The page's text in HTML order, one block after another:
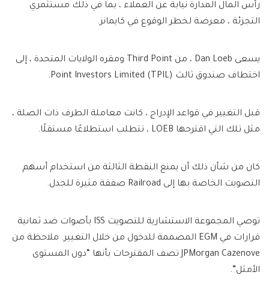
رأس المال المدارة نيابة عن العملاء ، بما في ذلك مستثمري
التجزئة ، معرضة لخطر الوقوع في كايمانز.
يسعى Dan Loeb ، من Third Point ومقره الولايات المتحدة ، إلى
اختطاف صندوق ثالث Point Investors Limited (TPIL).
قبل التغيير في قواعد الإدراج ، كانت معاملة الطرف ذات الصلة ،
مثل تلك التي اقترحها LOEB ، تتطلب استطلاعًا مستقلًا.
كان من شأن ذلك أن يمنع النقطة الثالثة من استخدام أسهم
التصويت الخاصة بها إلى Railroad صفقة مثيرة للجدل.
توصي المجموعة الاستشارية للتصويت ISS بأصوات ضد ثمانية
قرارات في EGM المصممة للدخول من خلال التغيير. ملاحظة من
JPMorgan Cazenove تصف المقترحات بأنها “دون المستوى
الأمثل”.